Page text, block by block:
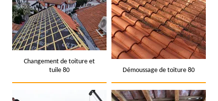
Changement de toiture et
tuile 80
Démoussage de toiture 80